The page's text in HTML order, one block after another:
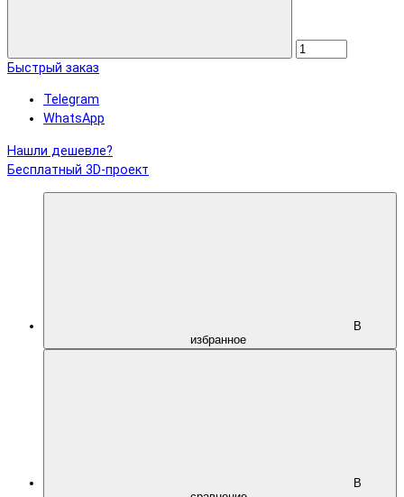
Быстрый заказ
Telegram
WhatsApp
Нашли дешевле?
Бесплатный 3D-проект
В
избранное
В